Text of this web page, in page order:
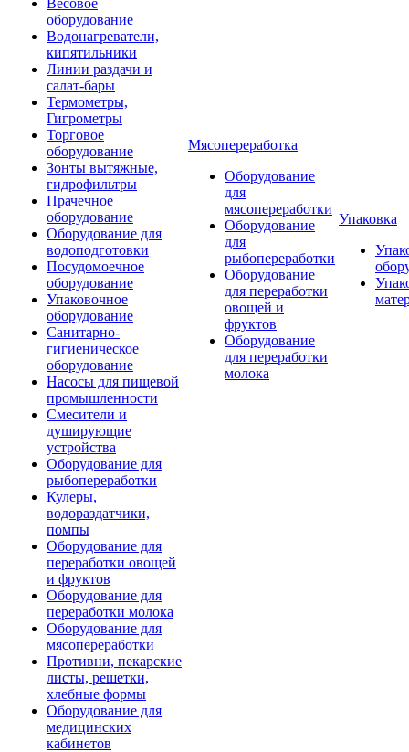
Весовое
оборудование
Водонагреватели,
кипятильники
Линии раздачи и
салат-бары
Термометры,
Гигрометры
Торговое
оборудование
Зонты вытяжные,
гидрофильтры
Прачечное
оборудование
Оборудование для
водоподготовки
Посудомоечное
оборудование
Упаковочное
оборудование
Санитарно-
гигиеническое
оборудование
Насосы для пищевой
промышленности
Смесители и
душирующие
устройства
Оборудование для
рыбопереработки
Кулеры,
водораздатчики,
помпы
Оборудование для
переработки овощей
и фруктов
Оборудование для
переработки молока
Оборудование для
мясопереработки
Противни, пекарские
листы, решетки,
хлебные формы
Оборудование для
медицинских
кабинетов
Мясопереработка
Оборудование
для
мясопереработки
Оборудование
для
рыбопереработки
Оборудование
для переработки
овощей и
фруктов
Оборудование
для переработки
молока
Упаковка